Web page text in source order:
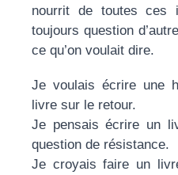
nourrit de toutes ces
toujours question
ce qu’on voulait dire.
Je voulais écrire une
livre sur le retour.
Je pensais écrire un
question de résistance.
Je croyais faire un